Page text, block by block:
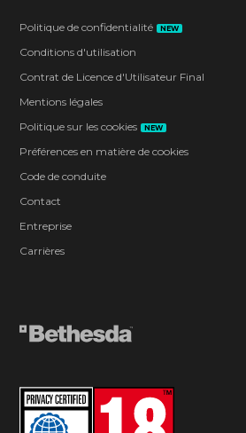
Politique de confidentialité NEW
Conditions d'utilisation
Contrat de Licence d'Utilisateur Final
Mentions légales
Politique sur les cookies
NEW
Préférences en matière de cookies
Code de conduite
Contact
Entreprise
Carrières